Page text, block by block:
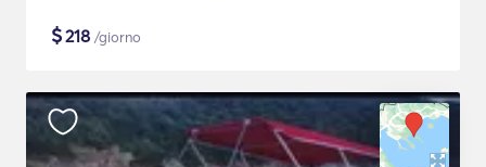
$218 /giorno